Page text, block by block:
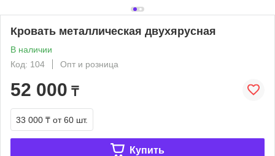
Кровать металлическая двухярусная
В наличии
Код: 104
Опт и розница
52 000 ₸
33 000 ₸ от 60 шт.
Купить